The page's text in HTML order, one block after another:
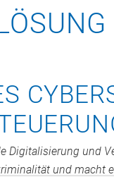
Digitalisierung und
und macht
Grund sind